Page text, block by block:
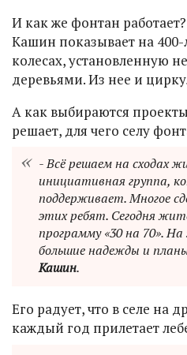
И как же фонтан
Кашин показывает на
колесах, установленную
деревьями. Из нее и
А как выбираются
решает, для чего селу
- Всё решаем на сходах
инициативная группа,
поддерживает. Многое
этих ребят. Сегодня
программу «30 на 70».
большие надежды и
Кашин.
Его радует, что в селе на
каждый год прилетает